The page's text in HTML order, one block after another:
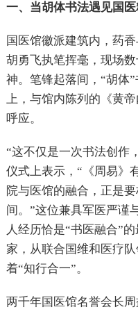
一、当胡体书法遇见国
国医馆徽派建筑内，药
胡勇飞执笔挥毫，现场
神。笔锋起落间，“胡体
上，与馆内陈列的《黄
呼应。
“这不仅是一次书法创作
仪式上表示，“《周易》
院与医馆的融合，正是
间。”这位兼具军医严谨
人经历恰是“书医融合”
家，从联合国维和医疗
着“知行合一”。
两千年国医馆名誉会长